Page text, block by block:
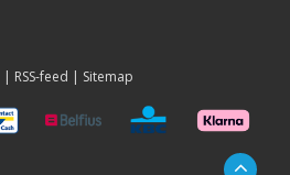
| RSS-feed | Sitemap